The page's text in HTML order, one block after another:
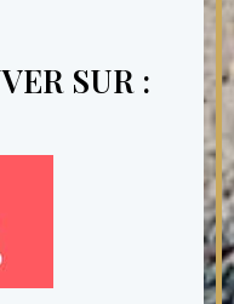
SUR :